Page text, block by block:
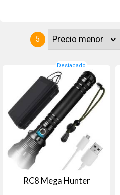
5
Destacado
RC8 Mega Hunter